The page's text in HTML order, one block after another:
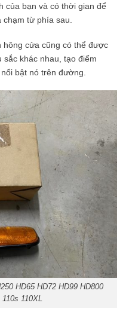
của bạn và có thời gian để
từ phía sau.
hông cửa cũng có thể được
khác nhau, tạo điểm
bật nó trên đường.
HD65 HD72 HD99 HD800
110XL